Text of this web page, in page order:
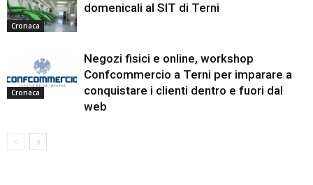
Cronaca
domenicali al SIT di Terni
Cronaca
Negozi fisici e online, workshop
Confcommercio a Terni per imparare a
conquistare i clienti dentro e fuori dal
web